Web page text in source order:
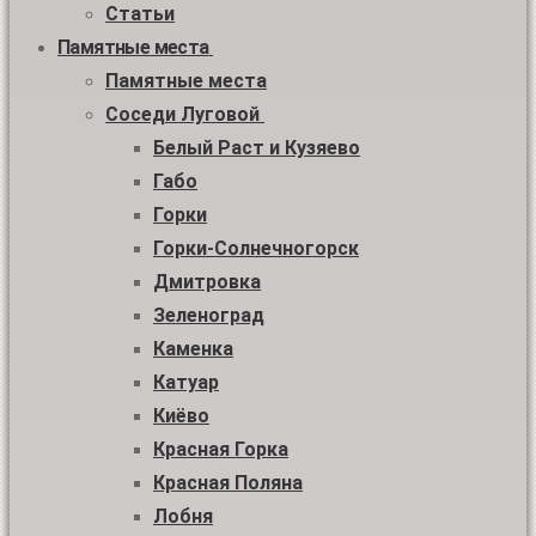
Статьи
Памятные места
Памятные места
Соседи Луговой
Белый Раст и Кузяево
Габо
Горки
Горки-Солнечногорск
Дмитровка
Зеленоград
Каменка
Катуар
Киёво
Красная Горка
Красная Поляна
Лобня